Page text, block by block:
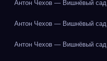
Антон Чехов — Вишнёвый сад
Антон Чехов — Вишнёвый сад
Антон Чехов — Вишнёвый сад